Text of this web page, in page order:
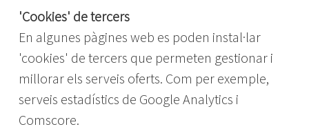
'Cookies' de tercers
En algunes pàgines web es poden instal·lar
'cookies' de tercers que permeten gestionar i
millorar els serveis oferts. Com per exemple,
serveis estadístics de Google Analytics i
Comscore.